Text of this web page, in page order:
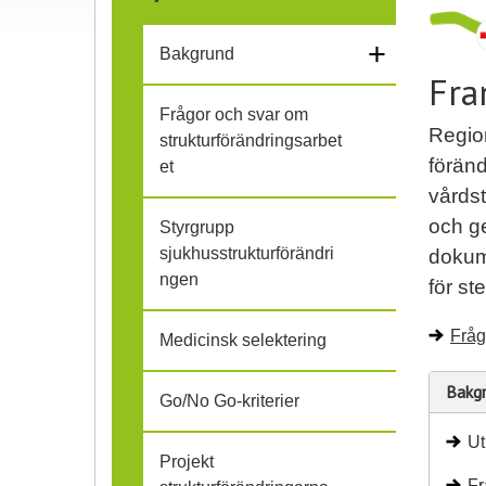
l
i
ä
i
Bakgrund +
Frågor och svar om
strukturförändringsarbet
et
Styrgrupp
sjukhusstrukturförändri
ngen
Medicinsk selektering
Go/No Go-kriterier
Projekt
och
för